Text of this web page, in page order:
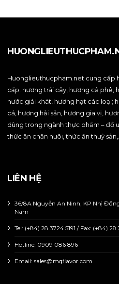
Huonglieuthucpham.net cung cấp
cấp: hương trái cây, hương cà phê,
nước giải khát, hương hạt các loại;
cá, hương hải sản, hương gia vị,
dùng trong ngành thực phẩm – đồ
thức ăn chăn nuôi, thức ăn thuỷ sản,…
LIÊN HỆ
36/8A Nguyễn An Ninh, KP Nhị
Nam
Tel: (+84) 28 3724 5191 / Fax: (+84) 28
Hotline: 0909 086 896
Email: sales@mqflavor.com